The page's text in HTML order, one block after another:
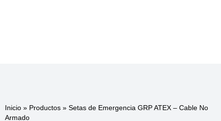
Inicio » Productos » Setas de Emergencia GRP ATEX – Cable No
Armado